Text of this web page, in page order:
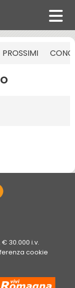
PROSSIMI
€ 30.000 i.v.
cookie